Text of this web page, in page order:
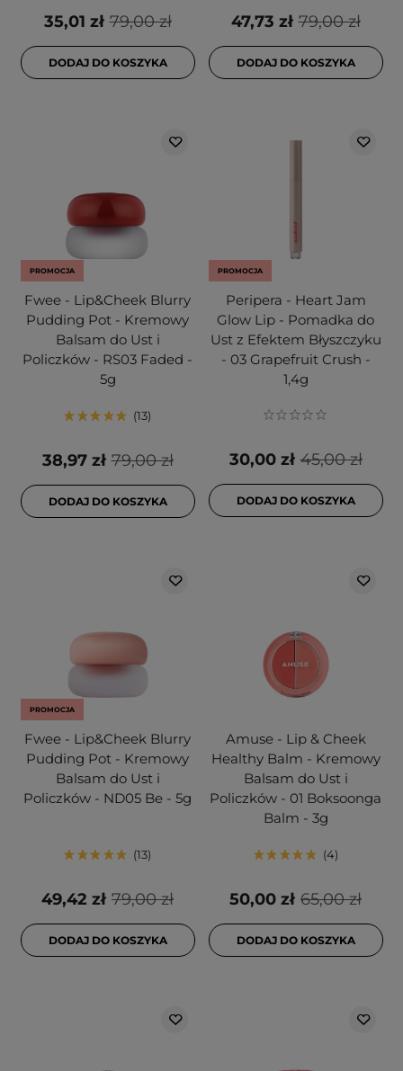
79,00 zł
35,01 zł
DODAJ DO KOSZYKA
79,00 zł
47,73 zł
DODAJ DO KOSZYKA
PROMOCJA
Fwee - Lip&Cheek Blurry
Pudding Pot - Kremowy
Balsam do Ust i
Policzków - RS03 Faded -
5g
13
79,00 zł
38,97 zł
DODAJ DO KOSZYKA
PROMOCJA
Peripera - Heart Jam
Glow Lip - Pomadka do
Ust z Efektem Błyszczyku
- 03 Grapefruit Crush -
1,4g
45,00 zł
30,00 zł
DODAJ DO KOSZYKA
PROMOCJA
Fwee - Lip&Cheek Blurry
Pudding Pot - Kremowy
Balsam do Ust i
Policzków - ND05 Be - 5g
13
79,00 zł
49,42 zł
DODAJ DO KOSZYKA
Amuse - Lip & Cheek
Healthy Balm - Kremowy
Balsam do Ust i
Policzków - 01 Boksoonga
Balm - 3g
4
65,00 zł
50,00 zł
DODAJ DO KOSZYKA